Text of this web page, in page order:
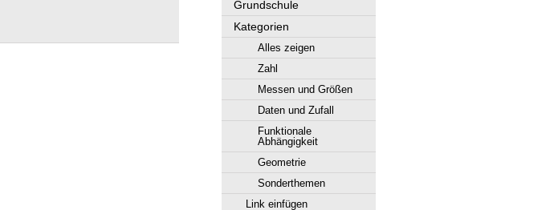
Grundschule
Kategorien
Alles zeigen
Zahl
Messen und Größen
Daten und Zufall
Funktionale
Abhängigkeit
Geometrie
Sonderthemen
Link einfügen